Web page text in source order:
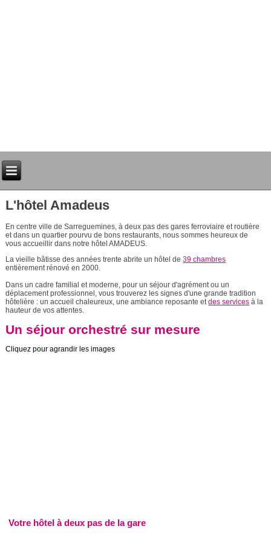
L'hôtel Amadeus
En centre ville de Sarreguemines, à deux pas des gares ferroviaire et routière
et dans un quartier pourvu de bons restaurants, nous sommes heureux de
vous accueillir dans notre hôtel AMADEUS.
La vieille bâtisse des années trente abrite un hôtel de39 chambres
entièrement rénové en 2000.
Dans un cadre familial et moderne, pour un séjour d'agrément ou un
déplacement professionnel, vous trouverez les signes d'une grande tradition
hôtelière : un accueil chaleureux, une ambiance reposante etdes services à la
hauteur de vos attentes.
Un séjour orchestré sur mesure
Cliquez pour agrandir les images
Votre hôtel à deux pas de la gare